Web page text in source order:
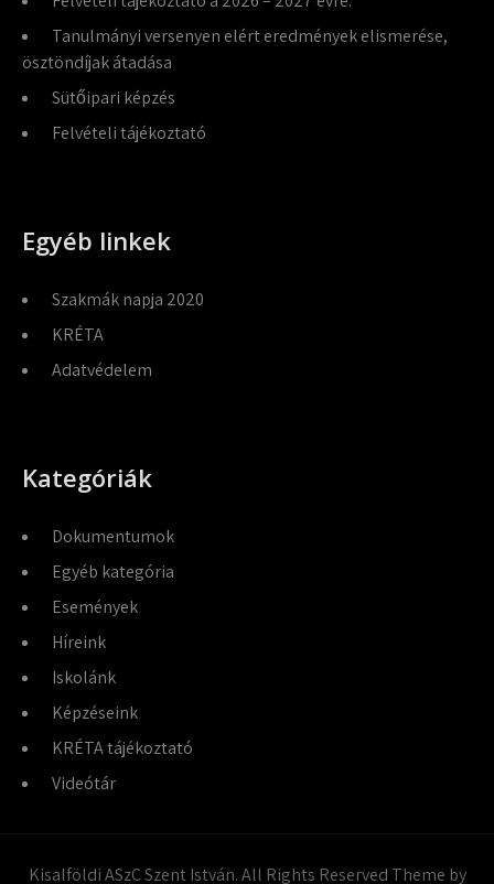
Tanulmányi versenyen elért eredmények elismerése,
ösztöndíjak átadása
Sütőipari képzés
Felvételi tájékoztató
Egyéb linkek
Szakmák napja 2020
KRÉTA
Adatvédelem
Kategóriák
Dokumentumok
Egyéb kategória
Események
Híreink
Iskolánk
Képzéseink
KRÉTA tájékoztató
Videótár
Kisalföldi ASzC Szent István. All Rights Reserved Theme by